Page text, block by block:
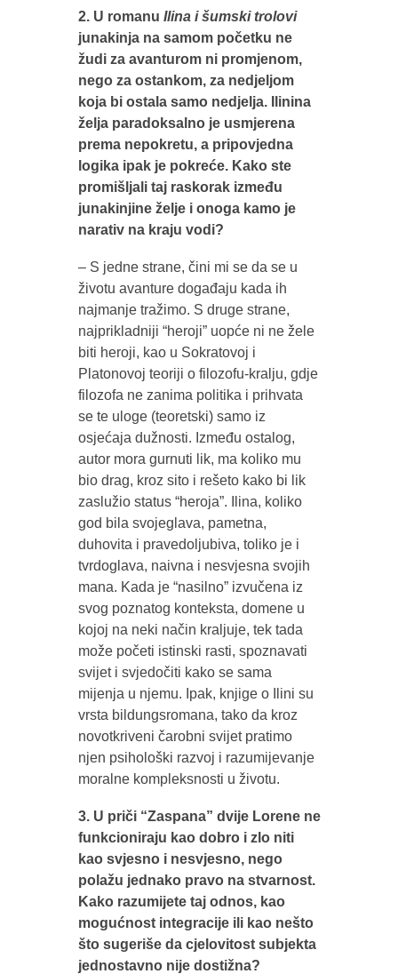
2. U romanu Ilina i šumski trolovi
junakinja na samom početku ne
žudi za avanturom ni promjenom,
nego za ostankom, za nedjeljom
koja bi ostala samo nedjelja. Ilinina
želja paradoksalno je usmjerena
prema nepokretu, a pripovjedna
logika ipak je pokreće. Kako ste
promišljali taj raskorak između
junakinjine želje i onoga kamo je
narativ na kraju vodi?
– S jedne strane, čini mi se da se u
životu avanture događaju kada ih
najmanje tražimo. S druge strane,
najprikladniji “heroji” uopće ni ne žele
biti heroji, kao u Sokratovoj i
Platonovoj teoriji o filozofu-kralju, gdje
filozofa ne zanima politika i prihvata
se te uloge (teoretski) samo iz
osjećaja dužnosti. Između ostalog,
autor mora gurnuti lik, ma koliko mu
bio drag, kroz sito i rešeto kako bi lik
zaslužio status “heroja”. Ilina, koliko
god bila svojeglava, pametna,
duhovita i pravedoljubiva, toliko je i
tvrdoglava, naivna i nesvjesna svojih
mana. Kada je “nasilno” izvučena iz
svog poznatog konteksta, domene u
kojoj na neki način kraljuje, tek tada
može početi istinski rasti, spoznavati
svijet i svjedočiti kako se sama
mijenja u njemu. Ipak, knjige o Ilini su
vrsta bildungsromana, tako da kroz
novotkriveni čarobni svijet pratimo
njen psihološki razvoj i razumijevanje
moralne kompleksnosti u životu.
3. U priči “Zaspana” dvije Lorene ne
funkcioniraju kao dobro i zlo niti
kao svjesno i nesvjesno, nego
polažu jednako pravo na stvarnost.
Kako razumijete taj odnos, kao
mogućnost integracije ili kao nešto
što sugeriše da cjelovitost subjekta
jednostavno nije dostižna?